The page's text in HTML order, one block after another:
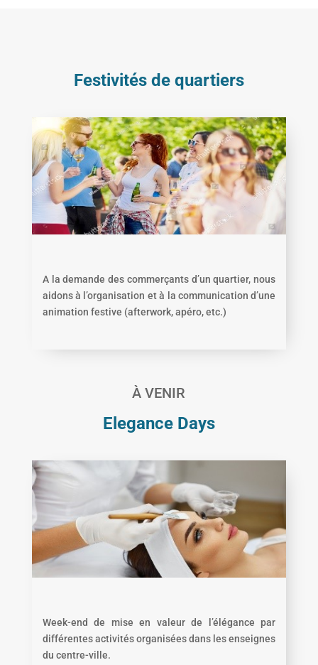
Festivités de quartiers
A la demande des commerçants d’un quartier, nous
aidons à l’organisation et à la communication d’une
animation festive (afterwork, apéro, etc.)
À VENIR
Elegance Days
Week-end de mise en valeur de l’élégance par
différentes activités organisées dans les enseignes
du centre-ville.